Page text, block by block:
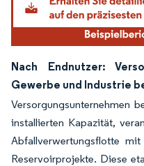
Nach Endnutzer:
Gewerbe und Industrie
Versorgungsunternehmen
installierten Kapazität,
Abfallverwertungsflotte
Reservoirprojekte. Diese